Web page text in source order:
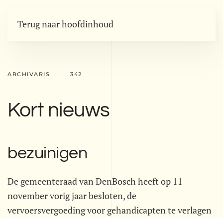
Terug naar hoofdinhoud
ARCHIVARIS 342
Kort nieuws
bezuinigen
De gemeenteraad van DenBosch heeft op 11
november vorig jaar besloten, de
vervoersvergoeding voor gehandicapten te verlagen